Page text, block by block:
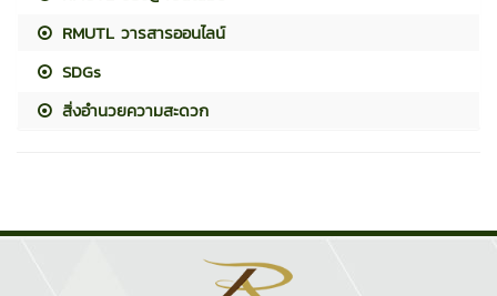
RMUTL วารสารออนไลน์
SDGs
สิ่งอำนวยความสะดวก